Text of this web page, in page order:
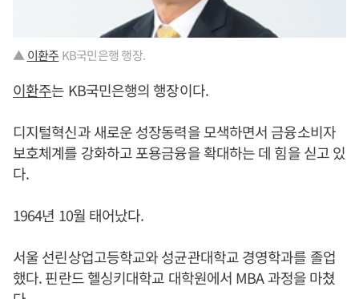
▲ 이환주 KB국민은행 행장.
이환주는 KB국민은행의 행장이다.
디지털혁신과 새로운 성장동력을 모색하면서 금융소비자
보호체계를 강화하고 포용금융을 확대하는 데 힘을 싣고 있
다.
1964년 10월 태어났다.
서울 선린상업고등학교와 성균관대학교 경영학과를 졸업
했다. 핀란드 헬싱키대학교 대학원에서 MBA 과정을 마쳤